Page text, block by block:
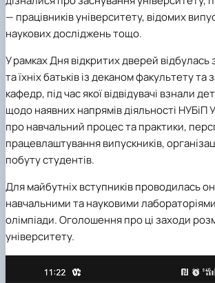
— працівників університету, відомих
наукових досліджень тощо.
У рамках Дня відкритих дверей відбулась
та їхніх батьків із деканом факультету та
кафедр, під час якої відвідувачі взнали
щодо наявних напрямів діяльності НУБіП
про навчальний процес та практики,
працевлаштування випускників,
побуту студентів.
Для майбутніх вступників проводилась
навчальними та науковими
олімпіади. Оголошення про ці заходи
університету.